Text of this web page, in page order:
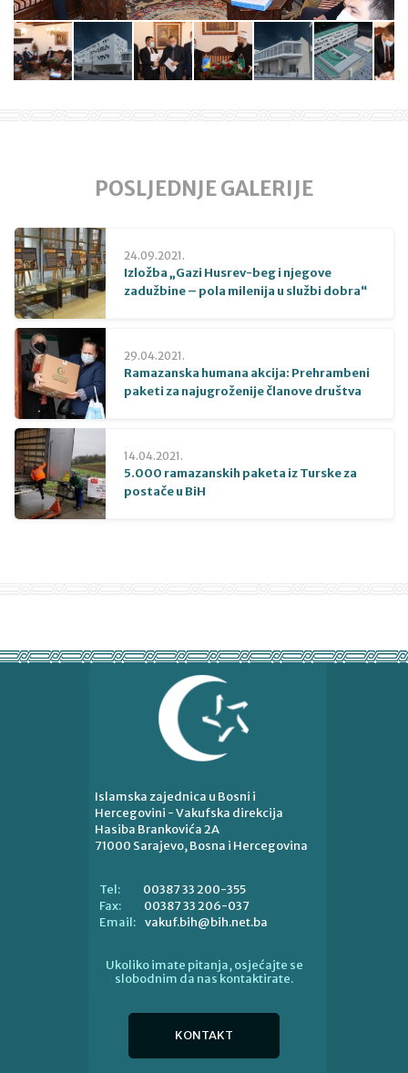
POSLJEDNJE GALERIJE
24.09.2021.
Izložba „Gazi Husrev-beg i njegove
zadužbine – pola milenija u službi dobra“
29.04.2021.
Ramazanska humana akcija: Prehrambeni
paketi za najugroženije članove društva
14.04.2021.
5.000 ramazanskih paketa iz Turske za
postače u BiH
Islamska zajednica u Bosni i
Hercegovini - Vakufska direkcija
Hasiba Brankovića 2A
71000 Sarajevo, Bosna i Hercegovina
Tel:
00387 33 200-355
Fax:
00387 33 206-037
Email: vakuf.bih@bih.net.ba
Ukoliko imate pitanja, osjećajte se
slobodnim da nas kontaktirate.
KONTAKT